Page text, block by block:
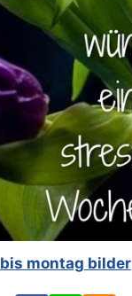
bis montag bilder